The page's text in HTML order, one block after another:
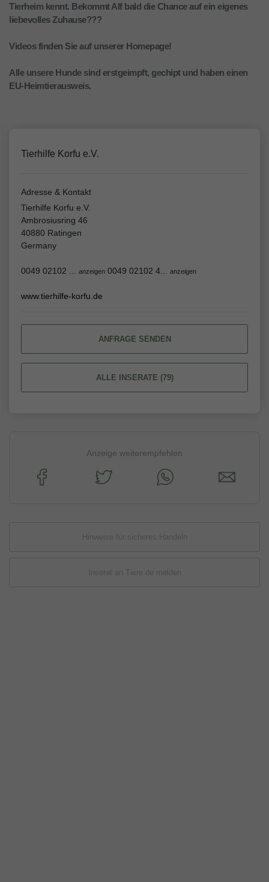
Tierheim kennt. Bekommt Alf bald die Chance auf ein eigenes
liebevolles Zuhause???
Videos finden Sie auf unserer Homepage!
Alle unsere Hunde sind erstgeimpft, gechipt und haben einen
EU-Heimtierausweis.
Tierhilfe Korfu e.V.
Adresse & Kontakt
Tierhilfe Korfu e.V.
Ambrosiusring 46
40880 Ratingen
Germany
0049 02102 ... anzeigen 0049 02102 4... anzeigen
www.tierhilfe-korfu.de
ANFRAGE SENDEN
ALLE INSERATE (79)
Anzeige weiterempfehlen
Hinweise für sicheres Handeln
Inserat an Tiere.de melden